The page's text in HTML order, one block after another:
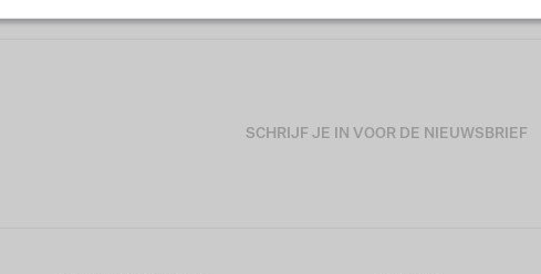
SCHRIJF JE IN VOOR DE NIEUWSBRIEF